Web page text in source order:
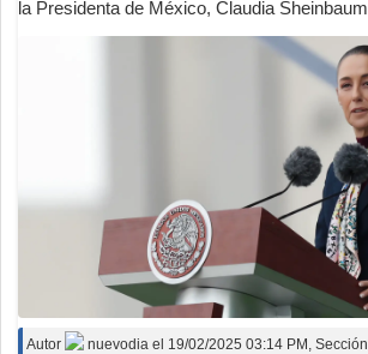
la Presidenta de México, Claudia Sheinbaum
Autor nuevodia el 19/02/2025 03:14 PM , Sección